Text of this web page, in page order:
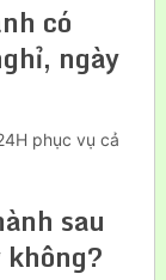
có
ngày
phục vụ cả
sau